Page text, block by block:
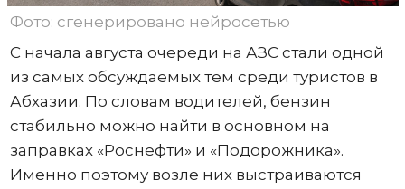
Фото: сгенерировано нейросетью
С начала августа очереди на АЗС стали одной
из самых обсуждаемых тем среди туристов в
Абхазии. По словам водителей, бензин
стабильно можно найти в основном на
заправках «Роснефти» и «Подорожника».
Именно поэтому возле них выстраиваются